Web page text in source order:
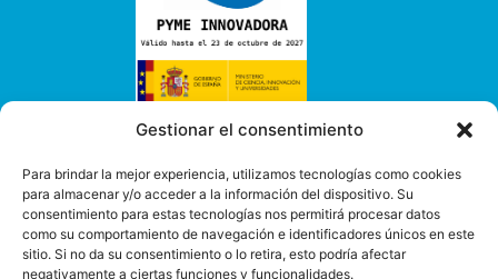
Gestionar el consentimiento
Para brindar la mejor experiencia, utilizamos tecnologías como cookies
para almacenar y/o acceder a la información del dispositivo. Su
consentimiento para estas tecnologías nos permitirá procesar datos
como su comportamiento de navegación e identificadores únicos en este
sitio. Si no da su consentimiento o lo retira, esto podría afectar
negativamente a ciertas funciones y funcionalidades.
Consultoría
Software
I+D+I
Capacitación